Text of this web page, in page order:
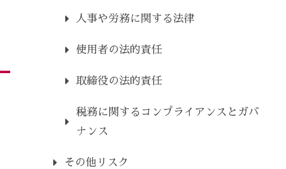
人事や労務に関する法律
使用者の法的責任
取締役の法的責任
税務に関するコンプライアンスとガバ
ナンス
その他リスク